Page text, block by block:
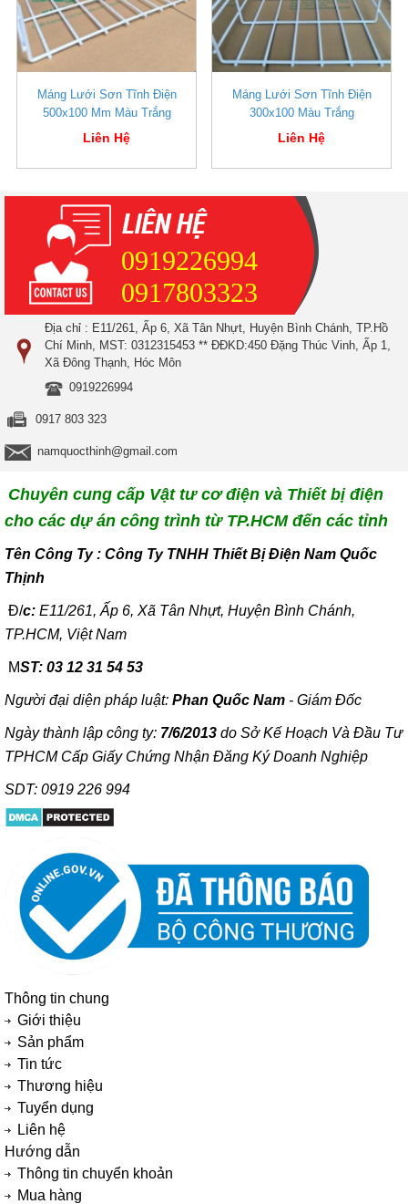
Máng Lưới Sơn Tĩnh Điện
500x100 Mm Màu Trắng
Liên Hệ
Máng Lưới Sơn Tĩnh Điện
300x100 Màu Trắng
Liên Hệ
0919226994
0917803323
Địa chỉ : E11/261, Ấp 6, Xã Tân Nhựt, Huyện Bình Chánh, TP.Hồ
Chí Minh, MST: 0312315453 ** ĐĐKD:450 Đặng Thúc Vinh, Ấp 1,
Xã Đông Thạnh, Hóc Môn
0919226994
0917 803 323
namquocthinh@gmail.com
Chuyên cung cấp Vật tư cơ điện và Thiết bị điện
cho các dự án công trình từ TP.HCM đến các tỉnh
Tên Công Ty : Công Ty TNHH Thiết Bị Điện Nam Quốc
Thịnh
Đ/c: E11/261, Ấp 6, Xã Tân Nhựt, Huyện Bình Chánh,
TP.HCM, Việt Nam
MST: 03 12 31 54 53
Người đại diện pháp luật: Phan Quốc Nam - Giám Đốc
Ngày thành lập công ty: 7/6/2013 do Sở Kế Hoạch Và Đầu Tư
TPHCM Cấp Giấy Chứng Nhận Đăng Ký Doanh Nghiệp
SDT: 0919 226 994
Thông tin chung
Giới thiệu
Sản phẩm
Tin tức
Thương hiệu
Tuyển dụng
Liên hệ
Hướng dẫn
Thông tin chuyển khoản
Mua hàng